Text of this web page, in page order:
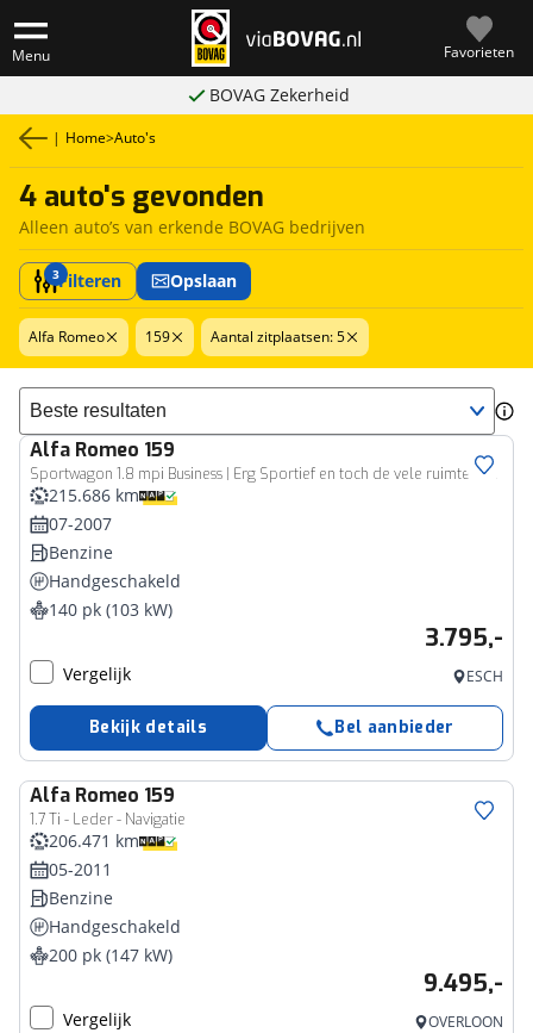
Menu Favorieten
BOVAG Zekerheid
| Home>Auto's
4 auto's gevonden
Alleen auto’s van erkende BOVAG bedrijven
3Filteren Opslaan
Alfa Romeo 159 Aantal zitplaatsen: 5
Sorteer resultaten
Alfa Romeo 159
Sportwagon 1.8 mpi Business | Erg Sportief en toch de vele ruimte van een station met Acc.
215.686 km
07-2007
Benzine
Handgeschakeld
140 pk (103 kW)
3.795,-
Vergelijk ESCH
Bekijk details Bel aanbieder
Alfa Romeo 159
1.7 Ti - Leder - Navigatie
206.471 km
05-2011
Benzine
Handgeschakeld
200 pk (147 kW)
9.495,-
Vergelijk OVERLOON